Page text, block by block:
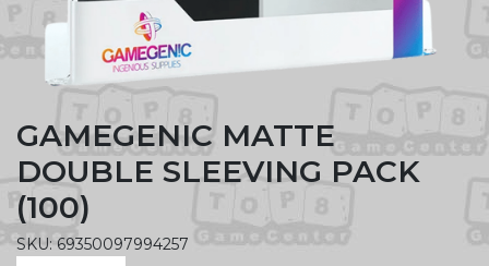
GAMEGENIC MATTE
DOUBLE SLEEVING PACK
(100)
SKU: 69350097994257